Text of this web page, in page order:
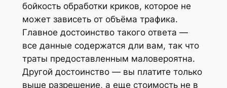
бойкость обработки криков, которое не
может зависеть от объёма трафика.
Главное достоинство такого ответа —
все данные содержатся дли вам, так что
траты предоставленным маловероятна.
Другой достоинство — вы платите только
выше разрешение, а еще стоимость не в